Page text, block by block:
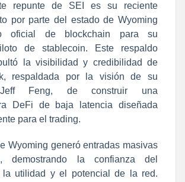
repunte de SEI es su reciente
por parte del estado de Wyoming
oficial de blockchain para su
de stablecoin. Este respaldo
la visibilidad y credibilidad de
respaldada por la visión de su
Jeff Feng, de construir una
DeFi de baja latencia diseñada
para el trading.
Wyoming generó entradas masivas
demostrando la confianza del
la utilidad y el potencial de la red.